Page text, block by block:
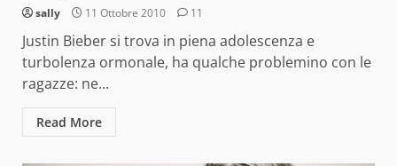
sally 11 Ottobre 2010 11
Justin Bieber si trova in piena adolescenza e
turbolenza ormonale, ha qualche problemino con le
ragazze: ne...
Read More